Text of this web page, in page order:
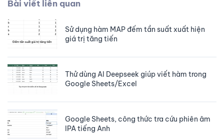
Bài viết liên quan
Sử dụng hàm MAP đếm tần suất xuất hiện
giá trị tăng tiến
Thử dùng AI Deepseek giúp viết hàm trong
Google Sheets/Excel
Google Sheets, công thức tra cứu phiên âm
IPA tiếng Anh